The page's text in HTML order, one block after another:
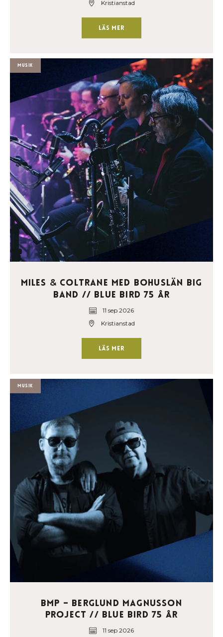
Kristianstad
Läs mer
Musik
Miles & Coltrane med Bohuslän Big
Band // Blue Bird 75 år
11 sep 2026
Kristianstad
Läs mer
Musik
BMP – Berglund Magnusson
Project // Blue Bird 75 år
11 sep 2026